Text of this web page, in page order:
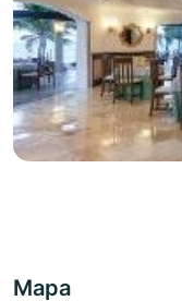
Mapa